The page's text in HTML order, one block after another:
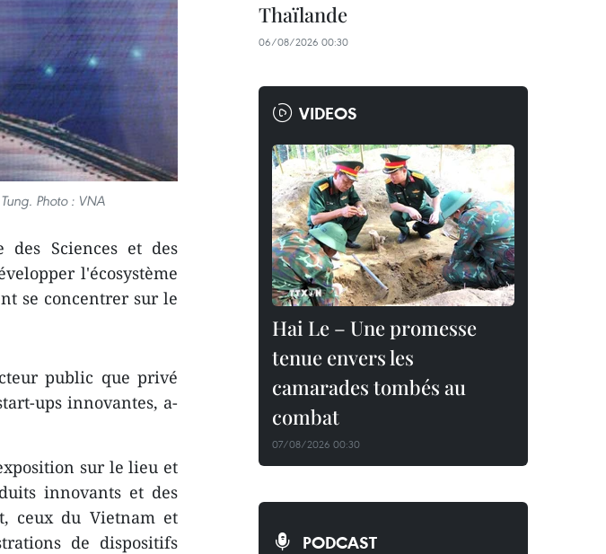
Photo : VNA
Sciences et des
l'écosystème
se concentrer sur le
public que privé
ups innovantes, a-
sur le lieu et
innovants et des
ceux du Vietnam et
de dispositifs
Thaïlande
06/08/2026 00:30
VIDEOS
Hai Le – Une promesse
tenue envers les
camarades tombés au
combat
07/08/2026 00:30
PODCAST